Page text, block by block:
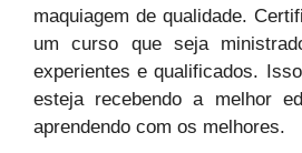
maquiagem de qualidade.
um curso que seja
experientes e qualificados.
esteja recebendo a melhor
aprendendo com os melhores.